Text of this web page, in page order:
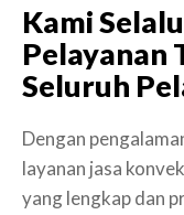
Kami
Pelayanan
Seluruh
Dengan
layanan jasa
yang lengkap dan